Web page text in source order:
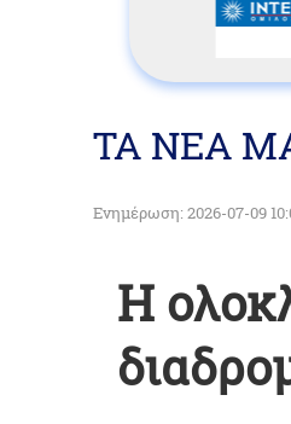
ΤΑ ΝΕΑ
Ενημέρωση: 2026-07-09
Η